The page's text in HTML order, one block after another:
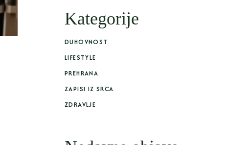
Kategorije
DUHOVNOST
LIFESTYLE
PREHRANA
ZAPISI IZ SRCA
ZDRAVLJE